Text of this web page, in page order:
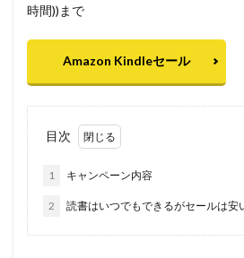
時間))まで
Amazon Kindleセール
目次
1 キャンペーン内容
2 読書はいつでもできるがセールは安